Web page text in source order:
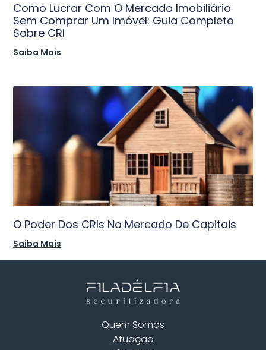
Como Lucrar Com O Mercado Imobiliário
Sem Comprar Um Imóvel: Guia Completo
Sobre CRI
Saiba Mais
O Poder Dos CRIs No Mercado De Capitais
Saiba Mais
Quem Somos
Atuação